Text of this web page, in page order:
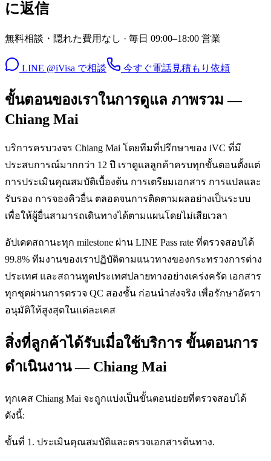
に返信
無料相談・隠れた費用なし · 毎日 09:00–18:00 営業
LINE @iVisa で相談 今すぐ電話見積もり依頼
ขั้นตอนของเราในการดูแล ภาพรวม —
Chiang Mai
บริการครบวงจร Chiang Mai โดยทีมที่ปรึกษาของ iVC ที่มี
ประสบการณ์มากกว่า 12 ปี เราดูแลลูกค้าครบทุกขั้นตอนตั้งแต่
การประเมินคุณสมบัติเบื้องต้น การเตรียมเอกสาร การแปลและ
รับรอง การจองคิวยื่น ตลอดจนการติดตามผลอย่างเป็นระบบ
เพื่อให้ผู้ยื่นสามารถเดินทางได้ตามแผนโดยไม่เสียเวลา
อัปเดตสถานะทุก milestone ผ่าน LINE Pass rate ที่ตรวจสอบได้
99.8% ทีมงานของเราปฏิบัติตามแนวทางของกระทรวงการต่าง
ประเทศ และสถานทูตประเทศปลายทางอย่างเคร่งครัด เอกสาร
ทุกชุดผ่านการตรวจ QC สองชั้น ก่อนนำส่งจริง เพื่อรักษาอัตรา
อนุมัติให้สูงสุดในแต่ละเคส
สิ่งที่ลูกค้าได้รับเมื่อใช้บริการ ขั้นตอนการ
ดำเนินงาน — Chiang Mai
ทุกเคส Chiang Mai จะถูกแบ่งเป็นขั้นตอนย่อยที่ตรวจสอบได้
ดังนี้:
ขั้นที่ 1. ประเมินคุณสมบัติและตรวจเอกสารต้นทาง.